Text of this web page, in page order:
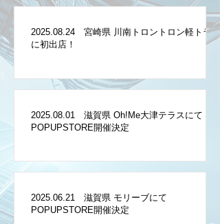
2025.08.24 宮崎県 川南トロントロン軽トラ市
に初出店！
2025.08.01 滋賀県 Oh!Me大津テラスにて
POPUPSTORE開催決定
2025.06.21 滋賀県 モリーブにて
POPUPSTORE開催決定